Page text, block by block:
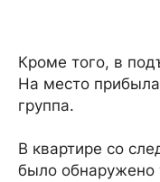
Кроме того, в
На место
группа.
В квартире со
было обнаружено